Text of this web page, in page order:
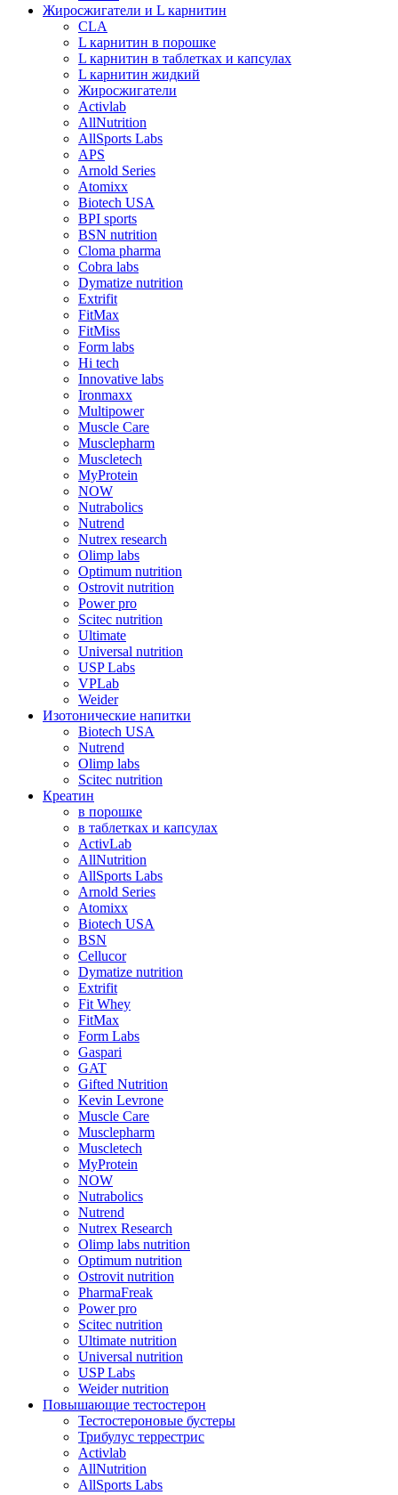
Жиросжигатели и L карнитин
CLA
L карнитин в порошке
L карнитин в таблетках и капсулах
L карнитин жидкий
Жиросжигатели
Activlab
AllNutrition
AllSports Labs
APS
Arnold Series
Atomixx
Biotech USA
BPI sports
BSN nutrition
Cloma pharma
Cobra labs
Dymatize nutrition
Extrifit
FitMax
FitMiss
Form labs
Hi tech
Innovative labs
Ironmaxx
Multipower
Muscle Care
Musclepharm
Muscletech
MyProtein
NOW
Nutrabolics
Nutrend
Nutrex research
Olimp labs
Optimum nutrition
Ostrovit nutrition
Power pro
Scitec nutrition
Ultimate
Universal nutrition
USP Labs
VPLab
Weider
Изотонические напитки
Biotech USA
Nutrend
Olimp labs
Scitec nutrition
Креатин
в порошке
в таблетках и капсулах
ActivLab
AllNutrition
AllSports Labs
Arnold Series
Atomixx
Biotech USA
BSN
Cellucor
Dymatize nutrition
Extrifit
Fit Whey
FitMax
Form Labs
Gaspari
GAT
Gifted Nutrition
Kevin Levrone
Muscle Care
Musclepharm
Muscletech
MyProtein
NOW
Nutrabolics
Nutrend
Nutrex Research
Olimp labs nutrition
Optimum nutrition
Ostrovit nutrition
PharmaFreak
Power pro
Scitec nutrition
Ultimate nutrition
Universal nutrition
USP Labs
Weider nutrition
Повышающие тестостерон
Тестостероновые бустеры
Трибулус террестрис
Activlab
AllNutrition
AllSports Labs